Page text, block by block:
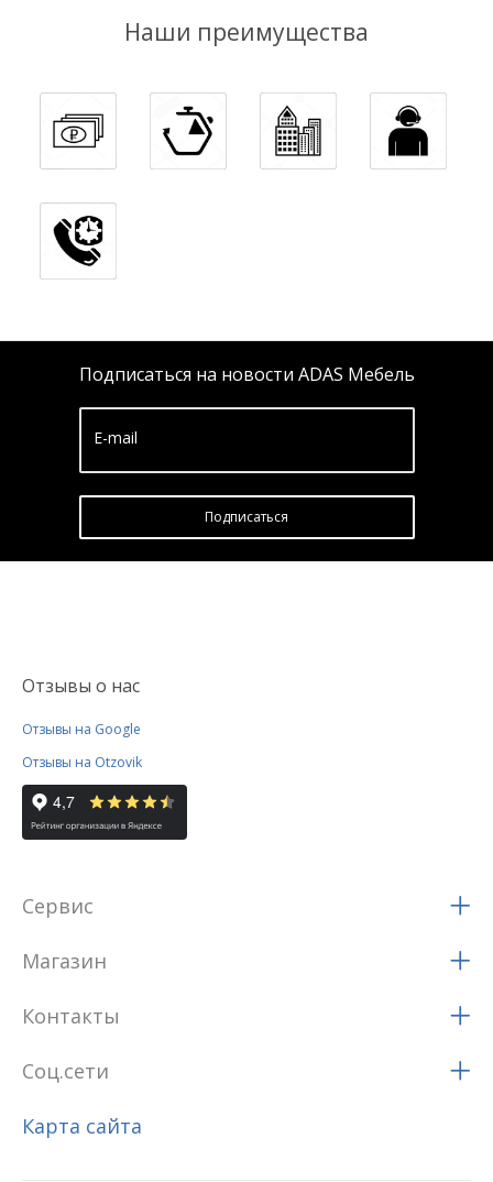
Наши преимущества
Подписаться на новости ADAS Мебель
E-mail
Подписатьcя
Отзывы о нас
Отзывы на Google
Отзывы на Otzovik
Сервис
Магазин
Контакты
Соц.сети
Карта сайта